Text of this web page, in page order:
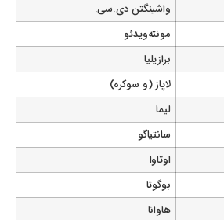
واشینگتن دی.سی.
مونته‌ویدئو
برازیلیا
لاپاز (و سوکره)
سانتیاگو
اوتاوا
بوگوتا
هاوانا